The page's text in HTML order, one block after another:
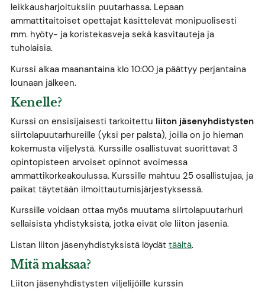
leikkausharjoituksiin puutarhassa. Lepaan
ammattitaitoiset opettajat käsittelevät monipuolisesti
mm. hyöty- ja koristekasveja sekä kasvitauteja ja
tuholaisia.
Kurssi alkaa maanantaina klo 10:00 ja päättyy perjantaina
lounaan jälkeen.
Kenelle?
Kurssi on ensisijaisesti tarkoitettu liiton jäsenyhdistysten
siirtolapuutarhureille (yksi per palsta), joilla on jo hieman
kokemusta viljelystä. Kurssille osallistuvat suorittavat 3
opintopisteen arvoiset opinnot avoimessa
ammattikorkeakoulussa. Kurssille mahtuu 25 osallistujaa, ja
paikat täytetään ilmoittautumisjärjestyksessä.
Kurssille voidaan ottaa myös muutama siirtolapuutarhuri
sellaisista yhdistyksistä, jotka eivät ole liiton jäseniä.
Listan liiton jäsenyhdistyksistä löydät täältä.
Mitä maksaa?
Liiton jäsenyhdistysten viljelijöille kurssin